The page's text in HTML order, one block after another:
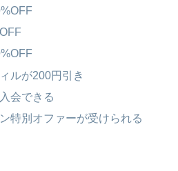
ルが200円引き
会できる
特別オファーが受けられる